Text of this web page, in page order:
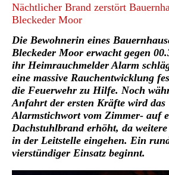
Nächtlicher Brand zerstört
Bleckeder Moor
Die Bewohnerin eines
Bleckeder Moor erwacht gegen
ihr Heimrauchmelder Alarm
eine massive Rauchentwicklung
die Feuerwehr zu Hilfe. Noch
Anfahrt der ersten Kräfte wird das
Alarmstichwort vom Zimmer- auf
Dachstuhlbrand erhöht, da
in der Leitstelle eingehen. Ein
vierstündiger Einsatz beginnt.